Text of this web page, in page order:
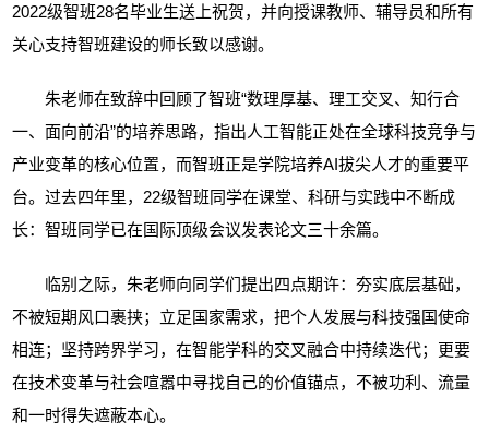
2022级智班28名毕业生送上祝贺，并向授课教师、辅导员和所有
关心支持智班建设的师长致以感谢。
朱老师在致辞中回顾了智班“数理厚基、理工交叉、知行合
一、面向前沿”的培养思路，指出人工智能正处在全球科技竞争与
产业变革的核心位置，而智班正是学院培养AI拔尖人才的重要平
台。过去四年里， 22级智班同学在课堂、科研与实践中不断成
长：智班同学已在国际顶级会议发表论文三十余篇。
临别之际，朱老师向同学们提出四点期许：夯实底层基础，
不被短期风口裹挟；立足国家需求，把个人发展与科技强国使命
相连；坚持跨界学习，在智能学科的交叉融合中持续迭代；更要
在技术变革与社会喧嚣中寻找自己的价值锚点，不被功利、流量
和一时得失遮蔽本心。